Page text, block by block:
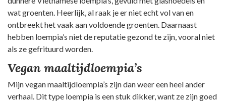
wat groenten. Heerlijk, al raak je er niet echt vol van en
ontbreekt het vaak aan voldoende groenten. Daarnaast
hebben loempia’s niet de reputatie gezond te zijn, vooral niet
als ze gefrituurd worden.
Vegan maaltijdloempia’s
Mijn vegan maaltijdloempia’s zijn dan weer een heel ander
verhaal. Dit type loempia is een stuk dikker, want ze zijn goed